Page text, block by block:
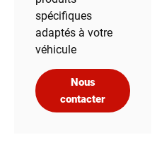
spécifiques
adaptés à votre
véhicule
Nous
contacter